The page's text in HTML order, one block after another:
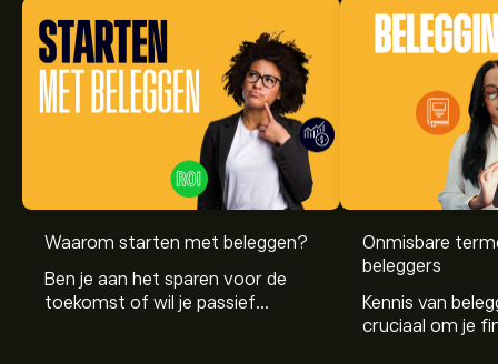
Waarom starten met beleggen?
Ben je aan het sparen voor de
toekomst of wil je passief
Onmisbare
beleggers
Kennis van
cruciaal om je